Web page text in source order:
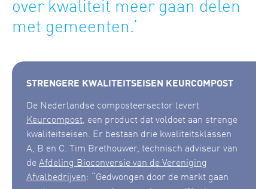
over kwaliteit meer gaan delen
met gemeenten.’
STRENGERE KWALITEITSEISEN KEURCOMPOST
De Nederlandse composteersector levert
Keurcompost , een product dat voldoet aan strenge
kwaliteitseisen. Er bestaan drie kwaliteitsklassen
A, B en C. Tim Brethouwer, technisch adviseur van
deAfdeling Bioconversie van de Vereniging
Afvalbedrijven: “Gedwongen door de markt gaan